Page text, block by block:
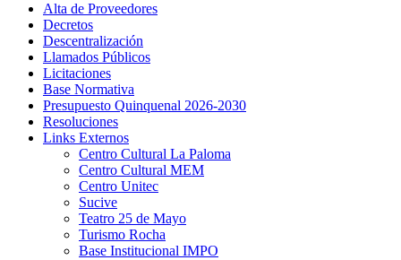
Alta de Proveedores
Decretos
Descentralización
Llamados Públicos
Licitaciones
Base Normativa
Presupuesto Quinquenal 2026-2030
Resoluciones
Links Externos
Centro Cultural La Paloma
Centro Cultural MEM
Centro Unitec
Sucive
Teatro 25 de Mayo
Turismo Rocha
Base Institucional IMPO